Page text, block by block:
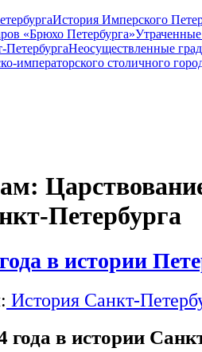
История Имперского
«Брюхо Петербурга»
ПетербургаНеосуществленные
императорского столичного
Петербурга
в истории
История Санкт-
года в истории